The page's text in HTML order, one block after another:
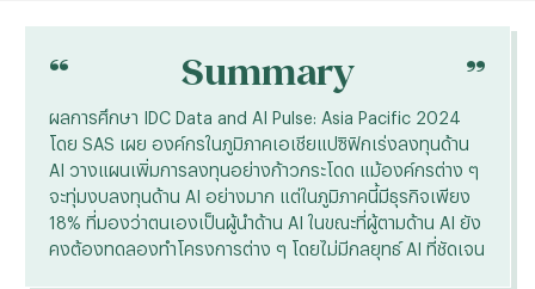
“ Summary “
ผลการศึกษา IDC Data and AI Pulse: Asia Pacific 2024
โดย SAS เผย องค์กรในภูมิภาคเอเชียแปซิฟิกเร่งลงทุนด้าน
AI วางแผนเพิ่มการลงทุนอย่างก้าวกระโดด แม้องค์กรต่าง ๆ
จะทุ่มงบลงทุนด้าน AI อย่างมาก แต่ในภูมิภาคนี้มีธุรกิจเพียง
18% ที่มองว่าตนเองเป็นผู้นำด้าน AI ในขณะที่ผู้ตามด้าน AI ยัง
คงต้องทดลองทำโครงการต่าง ๆ โดยไม่มีกลยุทธ์ AI ที่ชัดเจน